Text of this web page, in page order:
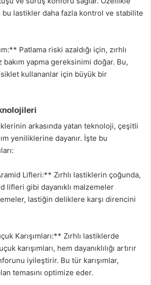
lastikler daha fazla kontrol ve stabilite
Patlama riski azaldığı için, zırhlı
yapma gereksinimi doğar. Bu,
kullananlar için büyük bir
arkasında yatan teknoloji, çeşitli
yeniliklerine dayanır. İşte bu
Lifleri:** Zırhlı lastiklerin çoğunda,
lifleri gibi dayanıklı malzemeler
lastiğin deliklere karşı direncini
Karışımları:** Zırhlı lastiklerde
karışımları, hem dayanıklılığı artırır
iyileştirir. Bu tür karışımlar,
temasını optimize eder.